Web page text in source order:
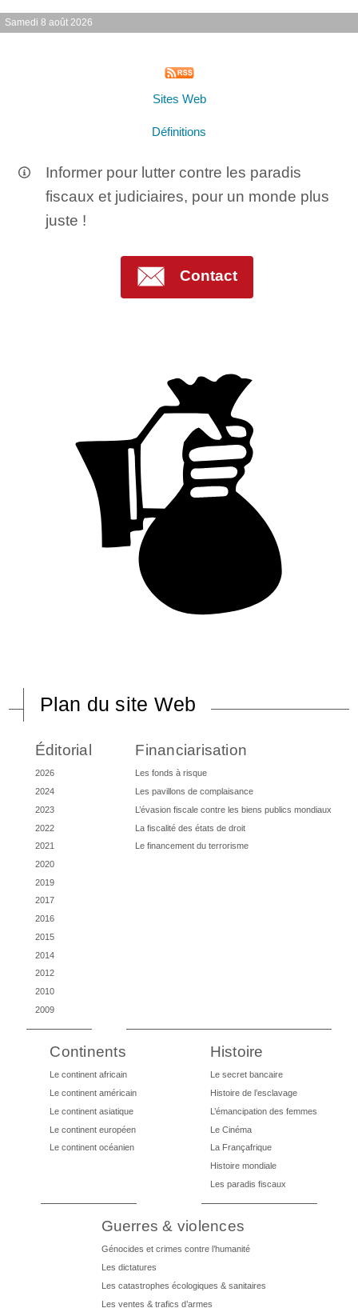
Samedi 8 août 2026
Sites Web
Définitions
Informer pour lutter contre les paradis
fiscaux et judiciaires, pour un monde plus
juste !
Contact
Plan du site Web
Éditorial
2026
2024
2023
2022
2021
2020
2019
2017
2016
2015
2014
2012
2010
2009
Financiarisation
Les fonds à risque
Les pavillons de complaisance
L’évasion fiscale contre les biens publics mondiaux
La fiscalité des états de droit
Le financement du terrorisme
Continents
Le continent africain
Le continent américain
Le continent asiatique
Le continent européen
Le continent océanien
Histoire
Le secret bancaire
Histoire de l’esclavage
L’émancipation des femmes
Le Cinéma
La Françafrique
Histoire mondiale
Les paradis fiscaux
Guerres & violences
Génocides et crimes contre l’humanité
Les dictatures
Les catastrophes écologiques & sanitaires
Les ventes & trafics d’armes